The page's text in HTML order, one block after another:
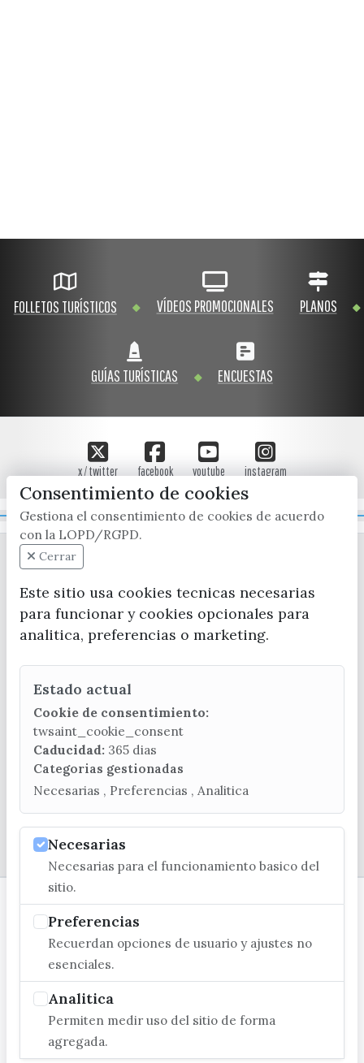
FOLLETOS TURÍSTICOS VÍDEOS PROMOCIONALES PLANOS
GUÍAS TURÍSTICAS ENCUESTAS
x / twitter facebook youtube instagram
Mapa Web
(+34) 952 541 104
turismo@velezmalaga.es
C/ Poniente, 2. CP 29740 - Torre del Mar
© EXCMO. AYUNTAMIENTO DE VÉLEZ-MÁLAGA
Consentimiento de cookies
Gestiona el consentimiento de cookies de acuerdo
con la LOPD/RGPD.
Cerrar
Este sitio usa cookies tecnicas necesarias
para funcionar y cookies opcionales para
analitica, preferencias o marketing.
Estado actual
Cookie de consentimiento:
twsaint_cookie_consent
Caducidad: 365 dias
Categorias gestionadas
Necesarias , Preferencias , Analitica
Necesarias
Necesarias para el funcionamiento basico del
sitio.
Preferencias
Recuerdan opciones de usuario y ajustes no
esenciales.
Analitica
Permiten medir uso del sitio de forma
agregada.